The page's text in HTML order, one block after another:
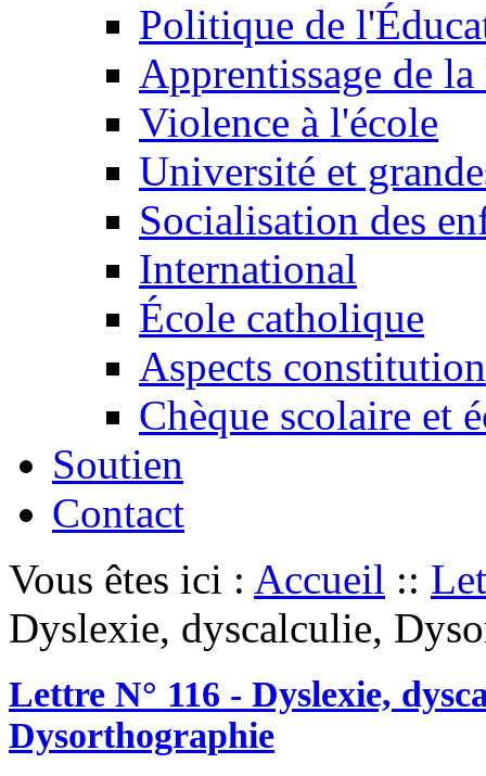
Politique de
Apprentissage de
Violence à l'école
Université et
Socialisation des
International
École catholique
Aspects
Chèque scolaire et
Soutien
Contact
Vous êtes ici : Accueil ::
Dyslexie, dyscalculie,
Lettre N° 116 - Dyslexie,
Dysorthographie